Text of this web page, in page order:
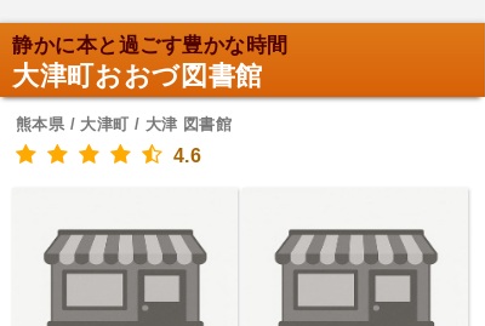
静かに本と過ごす豊かな時間
大津町おおづ図書館
熊本県 / 大津町 / 大津 図書館
4.6